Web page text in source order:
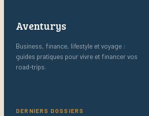
Aventurys
Business, finance, lifestyle et voyage :
guides pratiques pour vivre et financer vos
road-trips.
DERNIERS DOSSIERS